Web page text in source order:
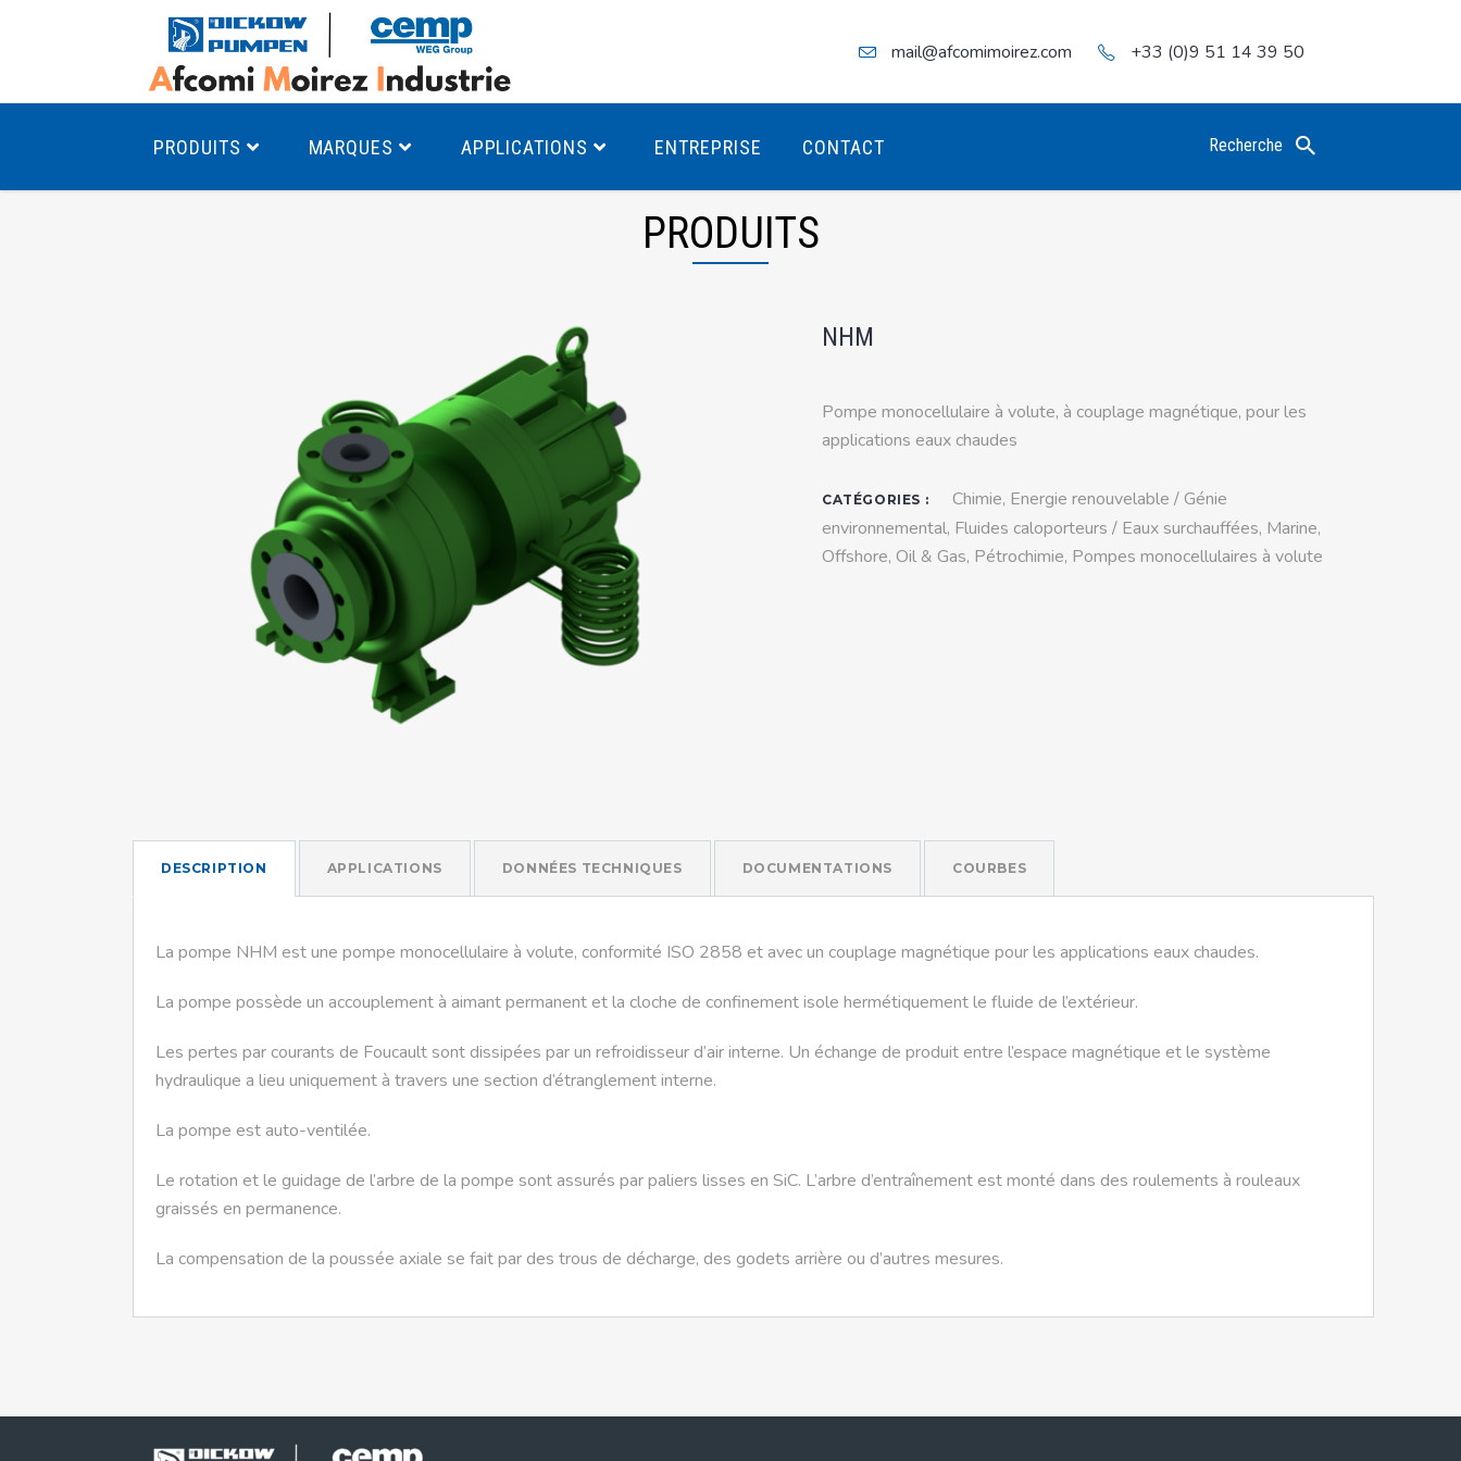
mail@afcomimoirez.com +33 (0)9 51 14 39 50
PRODUITS
Moteurs Antidéflagrants PREMIUM
avec freins
Moteurs Antidéflagrants ÉCO T4
Moteurs Antidéflagrants ÉCO T3
Moteurs standards (non
Antidéflagrants)
Moteurs Antidéflagrants NEMA
(Normes Américaines)
MARQUES APPLICATIONS ENTREPRISE CONTACT Recherche
PRODUITS
NHM
Pompe monocellulaire à volute, à couplage magnétique, pour les
applications eaux chaudes
CATÉGORIES : Chimie, Energie renouvelable / Génie
environnemental, Fluides caloporteurs / Eaux surchauffées, Marine,
Offshore, Oil & Gas, Pétrochimie, Pompes monocellulaires à volute
DESCRIPTION APPLICATIONS DONNÉES TECHNIQUES DOCUMENTATIONS COURBES
La pompe NHM est une pompe monocellulaire à volute, conformité ISO 2858 et avec un couplage magnétique pour les applications eaux chaudes.
La pompe possède un accouplement à aimant permanent et la cloche de confinement isole hermétiquement le fluide de l’extérieur.
Les pertes par courants de Foucault sont dissipées par un refroidisseur d’air interne. Un échange de produit entre l’espace magnétique et le système
hydraulique a lieu uniquement à travers une section d’étranglement interne.
La pompe est auto-ventilée.
Le rotation et le guidage de l’arbre de la pompe sont assurés par paliers lisses en SiC. L’arbre d’entraînement est monté dans des roulements à rouleaux
graissés en permanence.
La compensation de la poussée axiale se fait par des trous de décharge, des godets arrière ou d’autres mesures.